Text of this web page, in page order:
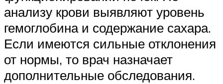
анализу крови выявляют уровень
гемоглобина и содержание сахара.
Если имеются сильные отклонения
от нормы, то врач назначает
дополнительные обследования.